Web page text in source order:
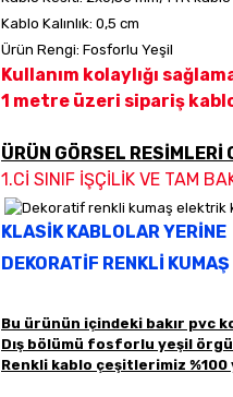
Kablo Kalınlık: 0,5 cm
Ürün Rengi: Fosforlu Yeşil
Kullanım kolaylığı
1 metre üzeri sipariş
ÜRÜN GÖRSEL RESİMLERİ
1.Cİ SINIF İŞÇİLİK VE TAM
KLASİK KABLOLAR YERİNE
DEKORATİF RENKLİ
Bu ürünün içindeki bakır pvc
Dış bölümü fosforlu yeşil
Renkli kablo çeşitlerimiz